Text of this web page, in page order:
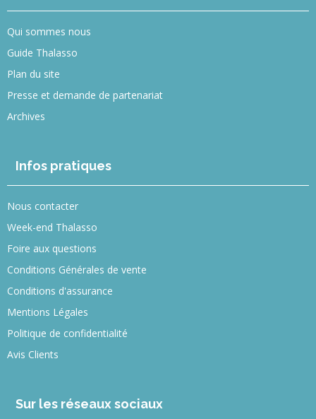
Qui sommes nous
Guide Thalasso
Plan du site
Presse et demande de partenariat
Archives
Infos pratiques
Nous contacter
Week-end Thalasso
Foire aux questions
Conditions Générales de vente
Conditions d'assurance
Mentions Légales
Politique de confidentialité
Avis Clients
Sur les réseaux sociaux